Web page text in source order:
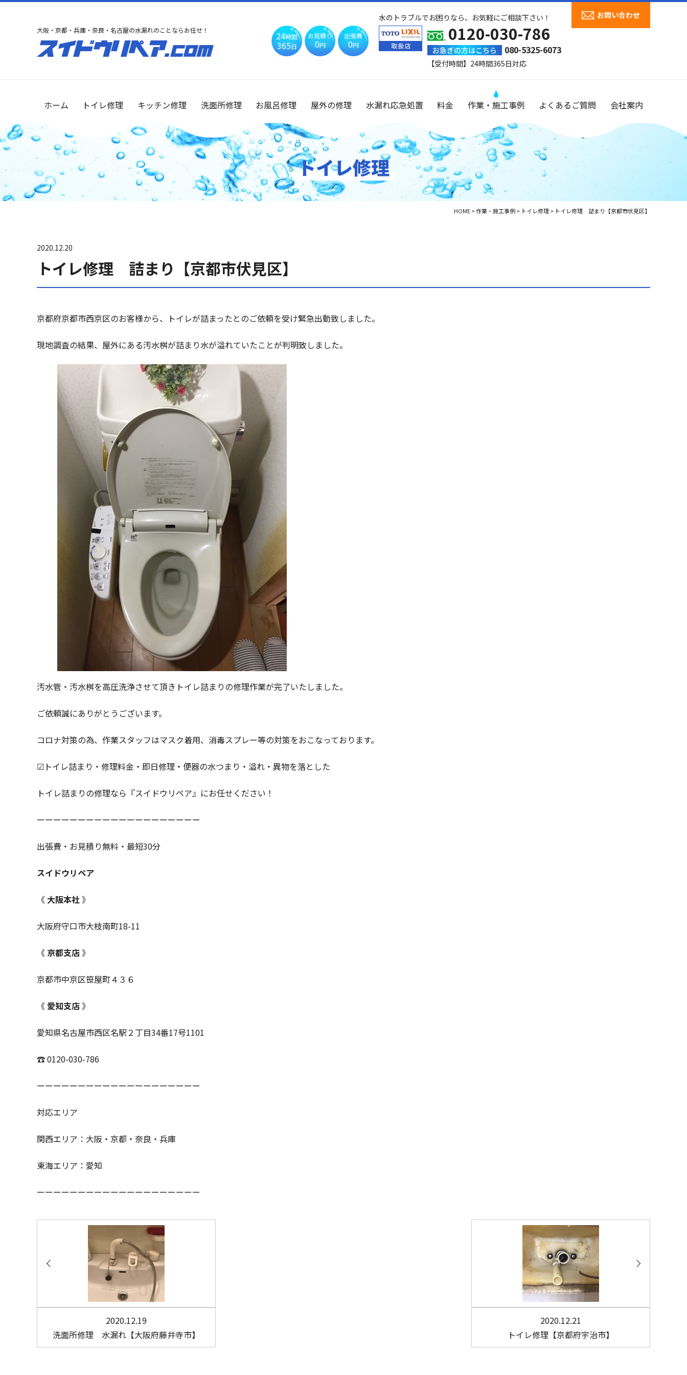
大阪・京都・兵庫・奈良・名古屋の水漏れのことならお任せ！ 24時間
365日
お見積り
0円
出張費
0円
水のトラブルでお困りなら、お気軽にご相談下さい！
0120-030-786
お急ぎの方はこちら 080-5325-6073
【受付時間】24時間365日対応
お問い合わせ
ホーム トイレ修理 キッチン修理 洗面所修理 お風呂修理 屋外の修理 水漏れ応急処置 料金 作業・施工事例 よくあるご質問 会社案内
トイレ修理
HOME>作業・施工事例> トイレ修理> トイレ修理 詰まり【京都市伏見区】
2020.12.20
トイレ修理 詰まり【京都市伏見区】
京都府京都市西京区のお客様から、トイレが詰まったとのご依頼を受け緊急出動致しました。
現地調査の結果、屋外にある汚水桝が詰まり水が溢れていたことが判明致しました。
汚水管・汚水桝を高圧洗浄させて頂きトイレ詰まりの修理作業が完了いたしました。
ご依頼誠にありがとうございます。
コロナ対策の為、作業スタッフはマスク着用、消毒スプレー等の対策をおこなっております。
☑トイレ詰まり・修理料金・即日修理・便器の水つまり・溢れ・異物を落とした
トイレ詰まりの修理なら『スイドウリペア』にお任せください！
ーーーーーーーーーーーーーーーーーーーー
出張費・お見積り無料・最短30分
スイドウリペア
《大阪本社》
大阪府守口市大枝南町18-11
《京都支店》
京都市中京区笹屋町４３６
《 愛知支店》
愛知県名古屋市西区名駅２丁目34番17号1101
☎ 0120-030-786
ーーーーーーーーーーーーーーーーーーーー
対応エリア
関西エリア：大阪・京都・奈良・兵庫
東海エリア：愛知
ーーーーーーーーーーーーーーーーーーーー
2020.12.19
洗面所修理 水漏れ【大阪府藤井寺市】
2020.12.21
トイレ修理【京都府宇治市】